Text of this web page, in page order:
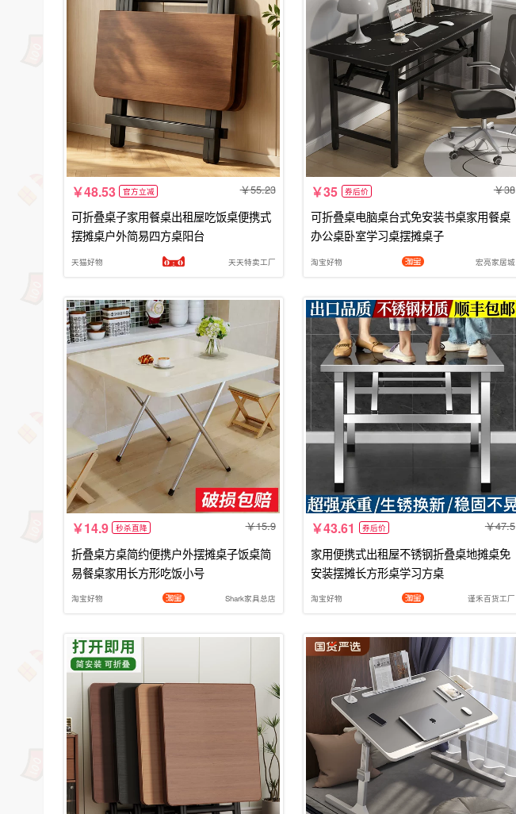
48.53 官方立减 55.23
可折叠桌子家用餐桌出租屋吃饭桌便携式
摆摊桌户外简易四方桌阳台
天猫好物 天天特卖工厂
35 券后价 38
可折叠桌电脑桌台式免安装书桌家用餐桌
办公桌卧室学习桌摆摊桌子
淘宝好物 宏亮家居城
14.9 秒杀直降 15.9
折叠桌方桌简约便携户外摆摊桌子饭桌简
易餐桌家用长方形吃饭小号
淘宝好物 Shark家具总店
43.61 券后价 47.5
家用便携式出租屋不锈钢折叠桌地摊桌免
安装摆摊长方形桌学习方桌
淘宝好物 谨禾百货工厂